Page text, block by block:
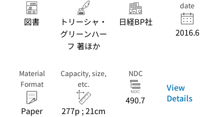
図書
トリーシャ・
グリーンハー
フ 著ほか
日経BP社
date
2016.6
Material
Format
Paper
Capacity, size,
etc.
277p ; 21cm
NDC
490.7
View
Details